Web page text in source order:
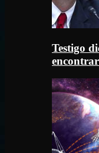
Testigo